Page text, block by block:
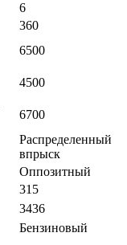
6
360
6500
4500
6700
Распределенный
впрыск
Оппозитный
315
3436
Бензиновый